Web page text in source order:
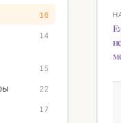
16
14
15
22
17